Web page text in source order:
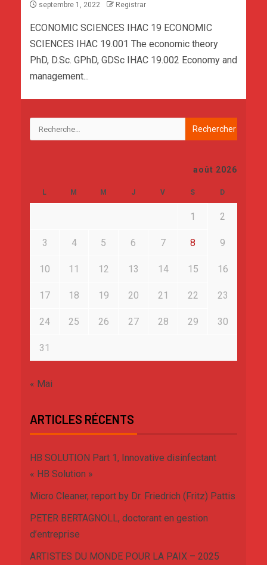
septembre 1, 2022 Registrar
ECONOMIC SCIENCES IHAC 19 ECONOMIC
SCIENCES IHAC 19.001 The economic theory
PhD, D.Sc. GPhD, GDSc IHAC 19.002 Economy and
management...
août 2026
L M M J V S D
1 2
3 4 5 6 7 8 9
10 11 12 13 14 15 16
17 18 19 20 21 22 23
24 25 26 27 28 29 30
31
« Mai
ARTICLES RÉCENTS
HB SOLUTION Part 1, Innovative disinfectant
« HB Solution »
Micro Cleaner, report by Dr. Friedrich (Fritz) Pattis
PETER BERTAGNOLL, doctorant en gestion
d’entreprise
ARTISTES DU MONDE POUR LA PAIX – 2025